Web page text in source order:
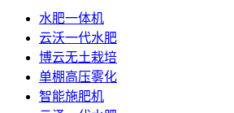
水肥一体机
云沃一代水肥
博云无土栽培
单棚高压雾化
智能施肥机